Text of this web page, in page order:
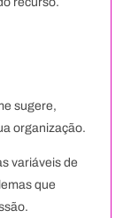
sugere,
organização.
variáveis de
que